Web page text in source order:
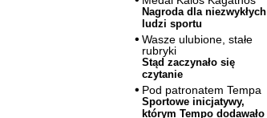
Nagroda dla niezwykłych
ludzi sportu
Wasze ulubione, stałe
rubryki
Stąd zaczynało się
czytanie
Pod patronatem Tempa
Sportowe inicjatywy,
którym Tempo dodawało